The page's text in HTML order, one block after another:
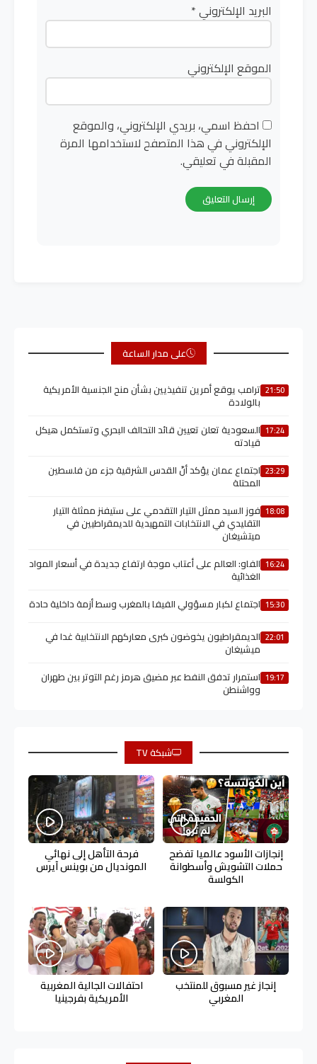
البريد الإلكتروني*
الموقع الإلكتروني
احفظ اسمي، بريدي الإلكتروني، والموقع
الإلكتروني في هذا المتصفح لاستخدامها المرة
المقبلة في تعليقي.
على مدار الساعة
21:50 ترامب يوقع أمرين تنفيذيين بشأن منح الجنسية الأمريكية
بالولادة
17:24 السعودية تعلن تعيين قائد التحالف البحري وتستكمل هيكل
قيادته
23:29 اجتماع عمان يؤكد أنّ القدس الشرقية جزء من فلسطين
المحتلة
18:08 فوز السيد ممثل التيار التقدمي على ستيفنز ممثلة التيار
التقليدي في الانتخابات التمهيدية للديمقراطيين في
ميتشيغان
16:24 الفاو: العالم على أعتاب موجة ارتفاع جديدة في أسعار المواد
الغذائية
15:30 اجتماع لكبار مسؤولي الفيفا بالمغرب وسط أزمة داخلية حادة
22:01 الديمقراطيون يخوضون كبرى معاركهم الانتخابية غدا في
ميشيغان
19:17 استمرار تدفق النفط عبر مضيق هرمز رغم التوتر بين طهران
وواشنطن
شبكة TV
إنجازات الأسود عالميا تفضح
حملات التشويش وأسطوانة
الكولسة
فرحة التأهل إلى نهائي
المونديال من بوينس آيرس
إنجاز غير مسبوق للمنتخب
المغربي
احتفالات الجالية المغربية
الأمريكية بفرجينيا